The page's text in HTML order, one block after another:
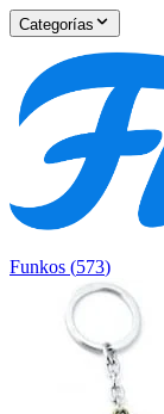
Categorías
Funkos (573)